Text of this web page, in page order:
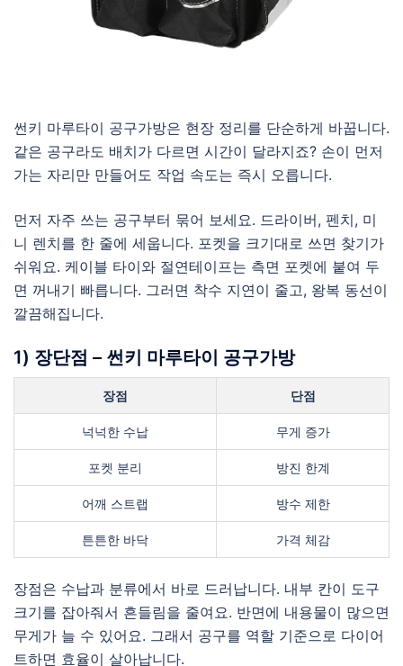
썬키 마루타이 공구가방은 현장 정리를 단순하게 바꿉니다.
같은 공구라도 배치가 다르면 시간이 달라지죠? 손이 먼저
가는 자리만 만들어도 작업 속도는 즉시 오릅니다.
먼저 자주 쓰는 공구부터 묶어 보세요. 드라이버, 펜치, 미
니 렌치를 한 줄에 세웁니다. 포켓을 크기대로 쓰면 찾기가
쉬워요. 케이블 타이와 절연테이프는 측면 포켓에 붙여 두
면 꺼내기 빠릅니다. 그러면 착수 지연이 줄고, 왕복 동선이
깔끔해집니다.
1) 장단점 – 썬키 마루타이 공구가방
장점 단점
넉넉한 수납 무게 증가
포켓 분리 방진 한계
어깨 스트랩 방수 제한
튼튼한 바닥 가격 체감
장점은 수납과 분류에서 바로 드러납니다. 내부 칸이 도구
크기를 잡아줘서 흔들림을 줄여요. 반면에 내용물이 많으면
무게가 늘 수 있어요. 그래서 공구를 역할 기준으로 다이어
트하면 효율이 살아납니다.